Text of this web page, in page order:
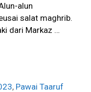
alun
salat maghrib.
dari Markaz …
, Pawai Taaruf